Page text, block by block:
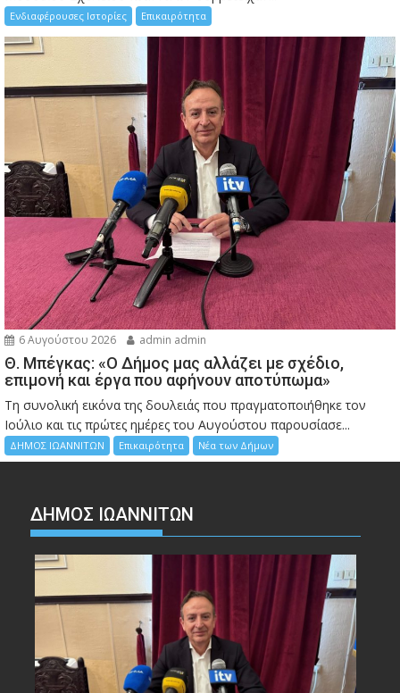
Ενδιαφέρουσες Ιστορίες Επικαιρότητα
6 Αυγούστου 2026 admin admin
Θ. Μπέγκας: «Ο Δήμος μας αλλάζει με σχέδιο,
επιμονή και έργα που αφήνουν αποτύπωμα»
Τη συνολική εικόνα της δουλειάς που πραγματοποιήθηκε τον
Ιούλιο και τις πρώτες ημέρες του Αυγούστου παρουσίασε...
ΔΗΜΟΣ ΙΩΑΝΝΙΤΩΝ Επικαιρότητα Νέα των Δήμων
ΔΗΜΟΣ ΙΩΑΝΝΙΤΩΝ